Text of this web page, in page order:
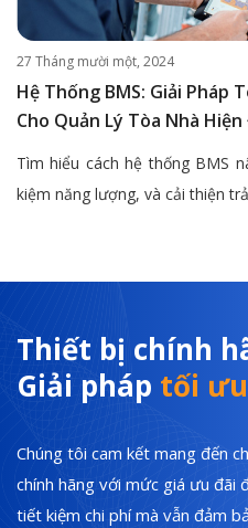
27 Tháng mười một, 2024
Hệ Thống BMS: Giải Pháp
Cho Quản Lý Tòa Nhà
Tìm hiểu cách hệ thống BMS
kiệm năng lượng, và cải thiện
Thiết bị chính
Giải pháp tối ưu
Chúng tôi cam kết mang đến
chính hãng với mức giá ưu đãi
tiết kiệm chi phí mà vẫn đảm